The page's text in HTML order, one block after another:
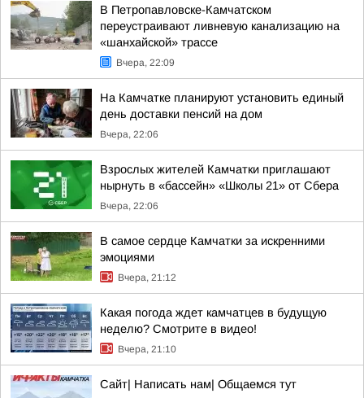
В Петропавловске-Камчатском
переустраивают ливневую канализацию на
«шанхайской» трассе
Вчера, 22:09
На Камчатке планируют установить единый
день доставки пенсий на дом
Вчера, 22:06
Взрослых жителей Камчатки приглашают
нырнуть в «бассейн» «Школы 21» от Сбера
Вчера, 22:06
В самое сердце Камчатки за искренними
эмоциями
Вчера, 21:12
Какая погода ждет камчатцев в будущую
неделю? Cмотрите в видео!
Вчера, 21:10
Сайт| Написать нам| Общаемся тут